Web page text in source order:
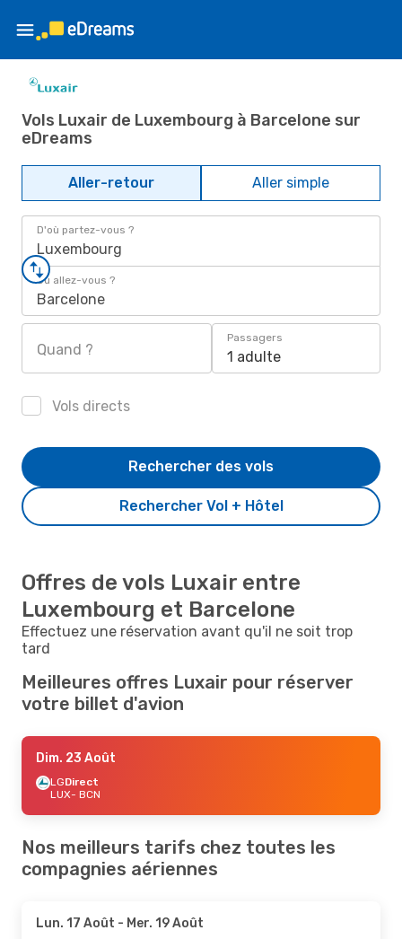
Vols Luxair de Luxembourg à Barcelone sur
eDreams
Aller-retour Aller simple
D'où partez-vous ?
Luxembourg
Où allez-vous ?
Barcelone
Quand ?
Passagers
1 adulte
Vols directs
Rechercher Vol + Hôtel
Rechercher des vols
Offres de vols Luxair entre
Luxembourg et Barcelone
Effectuez une réservation avant qu'il ne soit trop
tard
Meilleures offres Luxair pour réserver
votre billet d'avion
Dim. 23 Août
LGDirect
LUX- BCN
Nos meilleurs tarifs chez toutes les
compagnies aériennes
Lun. 17 Août - Mer. 19 Août